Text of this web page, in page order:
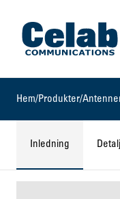
Gå till startsidan
Hem/Produkter/
Inledning